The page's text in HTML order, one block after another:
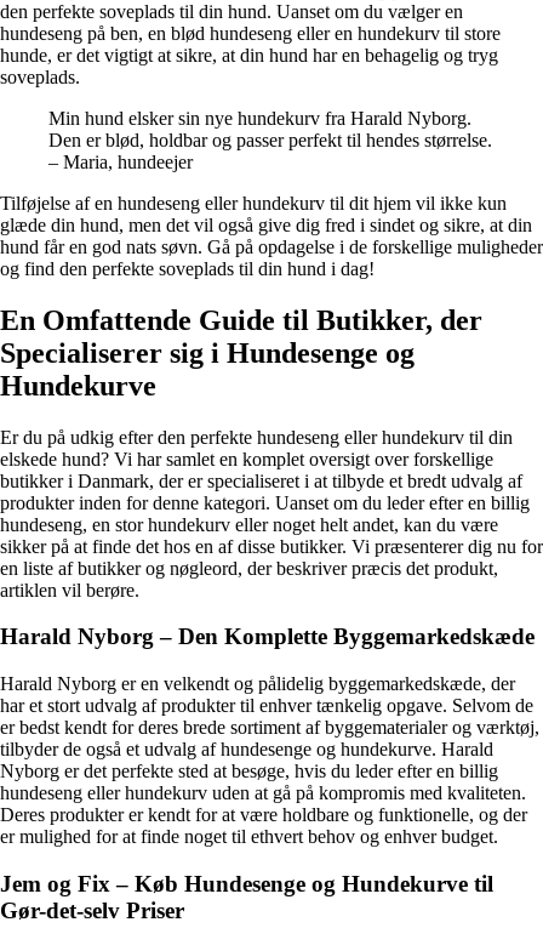
den perfekte soveplads til din hund. Uanset om du vælger en
hundeseng på ben, en blød hundeseng eller en hundekurv til store
hunde, er det vigtigt at sikre, at din hund har en behagelig og tryg
soveplads.
Min hund elsker sin nye hundekurv fra Harald Nyborg.
Den er blød, holdbar og passer perfekt til hendes størrelse.
– Maria, hundeejer
Tilføjelse af en hundeseng eller hundekurv til dit hjem vil ikke kun
glæde din hund, men det vil også give dig fred i sindet og sikre, at din
hund får en god nats søvn. Gå på opdagelse i de forskellige muligheder
og find den perfekte soveplads til din hund i dag!
En Omfattende Guide til Butikker, der
Specialiserer sig i Hundesenge og
Hundekurve
Er du på udkig efter den perfekte hundeseng eller hundekurv til din
elskede hund? Vi har samlet en komplet oversigt over forskellige
butikker i Danmark, der er specialiseret i at tilbyde et bredt udvalg af
produkter inden for denne kategori. Uanset om du leder efter en billig
hundeseng, en stor hundekurv eller noget helt andet, kan du være
sikker på at finde det hos en af disse butikker. Vi præsenterer dig nu for
en liste af butikker og nøgleord, der beskriver præcis det produkt,
artiklen vil berøre.
Harald Nyborg – Den Komplette Byggemarkedskæde
Harald Nyborg er en velkendt og pålidelig byggemarkedskæde, der
har et stort udvalg af produkter til enhver tænkelig opgave. Selvom de
er bedst kendt for deres brede sortiment af byggematerialer og værktøj,
tilbyder de også et udvalg af hundesenge og hundekurve. Harald
Nyborg er det perfekte sted at besøge, hvis du leder efter en billig
hundeseng eller hundekurv uden at gå på kompromis med kvaliteten.
Deres produkter er kendt for at være holdbare og funktionelle, og der
er mulighed for at finde noget til ethvert behov og enhver budget.
Jem og Fix – Køb Hundesenge og Hundekurve til
Gør-det-selv Priser